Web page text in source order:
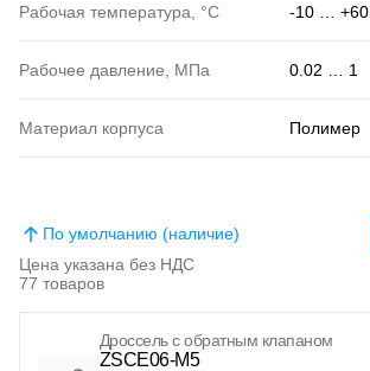
Рабочая температура, °С -10 … +60
Рабочее давление, МПа 0.02 … 1
Материал корпуса Полимер
77 товаров
Цена указана без НДС
По умолчанию (наличие)
Дроссель с обратным клапаном
ZSCE06-M5